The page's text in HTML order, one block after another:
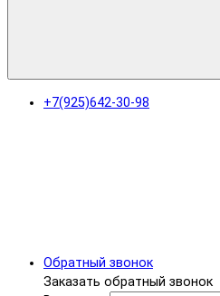
+7(925)642-30-98
Обратный звонок
Заказать обратный звонок